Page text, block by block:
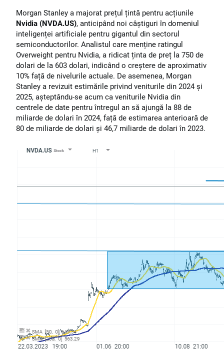
Morgan Stanley a majorat prețul țintă pentru acțiunile
Nvidia (NVDA.US), anticipând noi câștiguri în domeniul
inteligenței artificiale pentru gigantul din sectorul
semiconductorilor. Analistul care menține ratingul
Overweight pentru Nvidia, a ridicat ținta de preț la 750 de
dolari de la 603 dolari, indicând o creștere de aproximativ
10% față de nivelurile actuale. De asemenea, Morgan
Stanley a revizuit estimările privind veniturile din 2024 și
2025, așteptându-se acum ca veniturile Nvidia din
centrele de date pentru întregul an să ajungă la 88 de
miliarde de dolari în 2024, față de estimarea anterioară de
80 de miliarde de dolari și 46,7 miliarde de dolari în 2023.